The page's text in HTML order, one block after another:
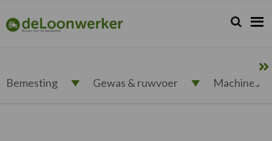
de
hoofdnavigatie
de
hoofd
de
eerste
de
voettekst
deloonwerker.nl Zoeken...
Zoek
Bemesting Gewas & ruwvoer Machines